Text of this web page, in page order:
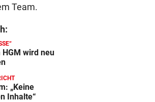
Team.
wird neu
„Keine
Inhalte“